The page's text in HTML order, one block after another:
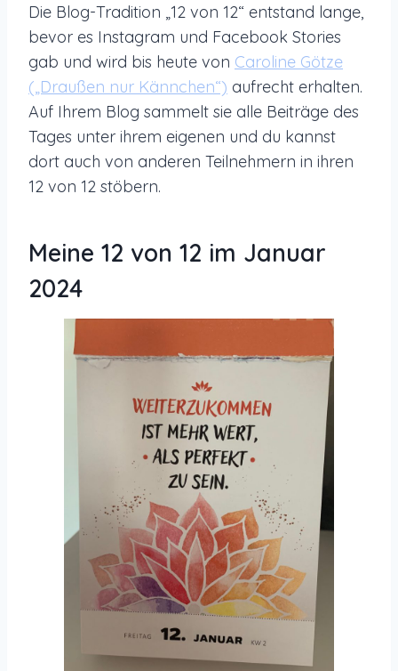
Die Blog-Tradition „12 von 12“ entstand lange,
bevor es Instagram und Facebook Stories
gab und wird bis heute von Caroline Götze
(„Draußen nur Kännchen“) aufrecht erhalten.
Auf Ihrem Blog sammelt sie alle Beiträge des
Tages unter ihrem eigenen und du kannst
dort auch von anderen Teilnehmern in ihren
12 von 12 stöbern.
Meine 12 von 12 im Januar
2024